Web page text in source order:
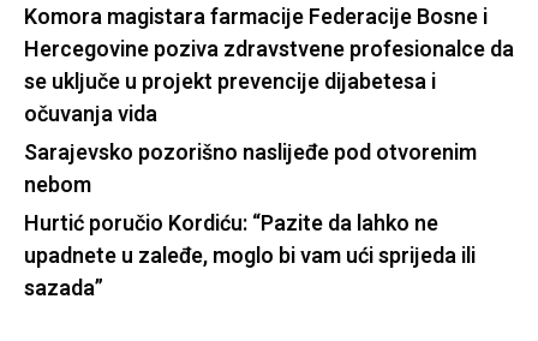
Komora magistara farmacije Federacije Bosne i
Hercegovine poziva zdravstvene profesionalce da
se uključe u projekt prevencije dijabetesa i
očuvanja vida
Sarajevsko pozorišno naslijeđe pod otvorenim
nebom
Hurtić poručio Kordiću: “Pazite da lahko ne
upadnete u zaleđe, moglo bi vam ući sprijeda ili
sazada”